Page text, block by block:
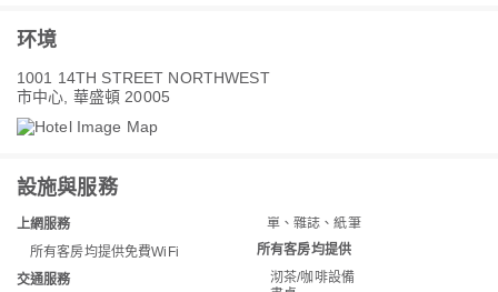
环境
1001 14TH STREET NORTHWEST
市中心, 華盛頓 20005
設施與服務
上網服務
所有客房均提供免費WiFi
交通服務
單、雜誌、紙筆
所有客房均提供
沏茶/咖啡設備